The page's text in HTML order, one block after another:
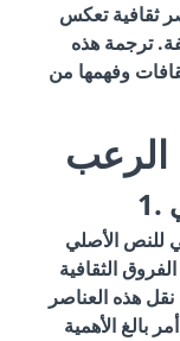
ثقافية تعكس
ترجمة هذه
وفهمها من
الرعب
للنص الأصلي
الثقافية
هذه العناصر